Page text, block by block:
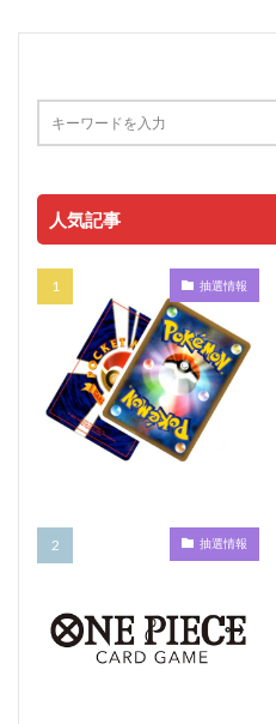
人気記事
抽選情報
抽選情報